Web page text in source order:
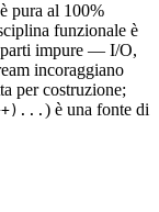
pura al 100%
funzionale è
parti impure — I/O,
incoraggiano
per costruzione;
) è una fonte di